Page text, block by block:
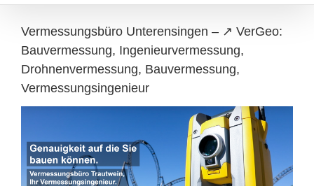
Vermessungsbüro Unterensingen – ↗️ VerGeo:
Bauvermessung, Ingenieurvermessung,
Drohnenvermessung, Bauvermessung,
Vermessungsingenieur